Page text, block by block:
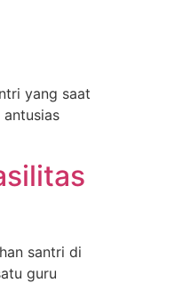
yang saat
santri di
guru